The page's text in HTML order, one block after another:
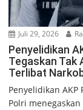
Juli 29, 2026
Penyelidikan
Tegaskan Tak
Terlibat
Penyelidikan
Polri